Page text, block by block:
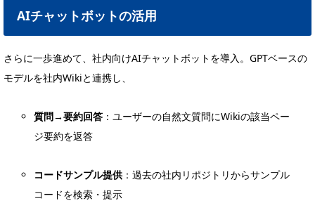
AIチャットボットの活用
さらに一歩進めて、社内向けAIチャットボットを導入。GPTベースの
モデルを社内Wikiと連携し、
質問→要約回答 ：ユーザーの自然文質問にWikiの該当ペー
ジ要約を返答
コードサンプル提供：過去の社内リポジトリからサンプル
コードを検索・提示